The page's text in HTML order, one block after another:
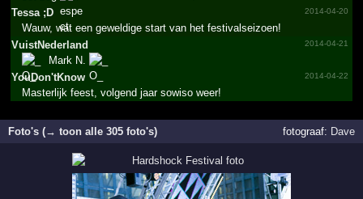
Tessa ;D
2014-04-20
Wauw, wat een geweldige start van het festivalseizoen!
VuistN­ederla­nd
2014-04-21
Mark N.
YouDon'tKnow
2014-04-22
Masterlijk feest, volgend jaar sowiso weer!
Foto's (→ toon alle 305 foto's) fotograaf: Dave